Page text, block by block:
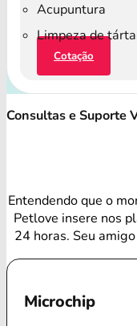
Acupuntura
Limpeza de
Cotação
Consultas e Suporte
Entendendo que o
Petlove insere nos
24 horas. Seu
Microchip